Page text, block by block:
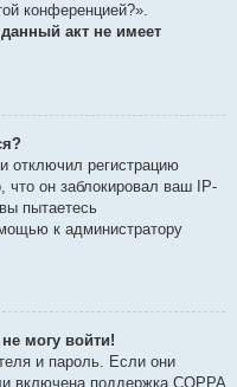
конференцией?».
акт не имеет
отключил регистрацию
что он заблокировал ваш IP-
пытаетесь
к администратору
могу войти!
и пароль. Если они
включена поддержка COPPA